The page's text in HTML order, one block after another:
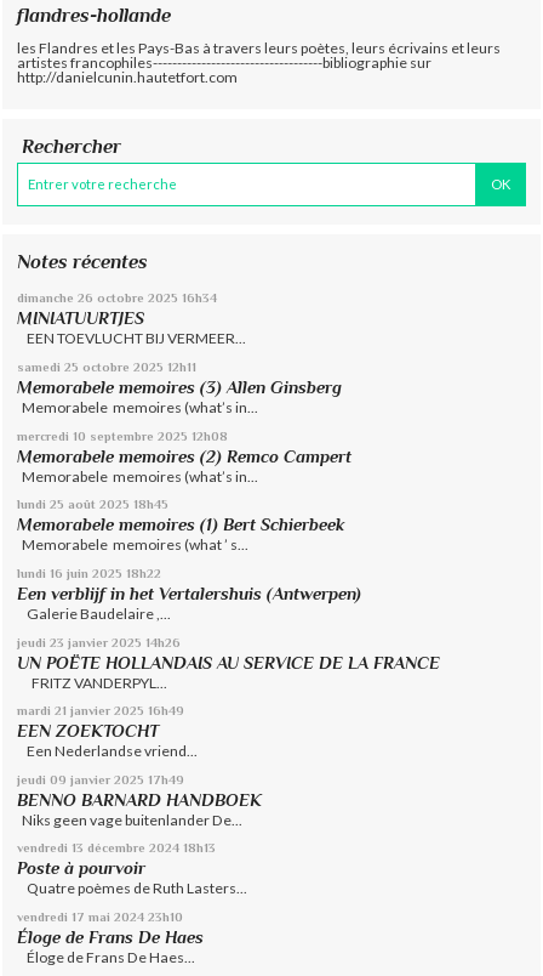
flandres-hollande
les Flandres et les Pays-Bas à travers leurs poètes, leurs écrivains et leurs
artistes francophiles-----------------------------------bibliographie sur
http://danielcunin.hautetfort.com
Rechercher
Notes récentes
dimanche 26 octobre 2025 16h34
MINIATUURTJES
EEN TOEVLUCHT BIJ VERMEER...
samedi 25 octobre 2025 12h11
Memorabele memoires (3) Allen Ginsberg
Memorabele memoires (what’s in...
mercredi 10 septembre 2025 12h08
Memorabele memoires (2) Remco Campert
Memorabele memoires (what’s in...
lundi 25 août 2025 18h45
Memorabele memoires (1) Bert Schierbeek
Memorabele memoires (what ’ s...
lundi 16 juin 2025 18h22
Een verblijf in het Vertalershuis (Antwerpen)
Galerie Baudelaire ,...
jeudi 23 janvier 2025 14h26
UN POËTE HOLLANDAIS AU SERVICE DE LA FRANCE
FRITZ VANDERPYL...
mardi 21 janvier 2025 16h49
EEN ZOEKTOCHT
Een Nederlandse vriend...
jeudi 09 janvier 2025 17h49
BENNO BARNARD HANDBOEK
Niks geen vage buitenlander De...
vendredi 13 décembre 2024 18h13
Poste à pourvoir
Quatre poèmes de Ruth Lasters...
vendredi 17 mai 2024 23h10
Éloge de Frans De Haes
Éloge de Frans De Haes...